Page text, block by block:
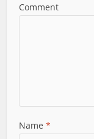
Comment
Name*